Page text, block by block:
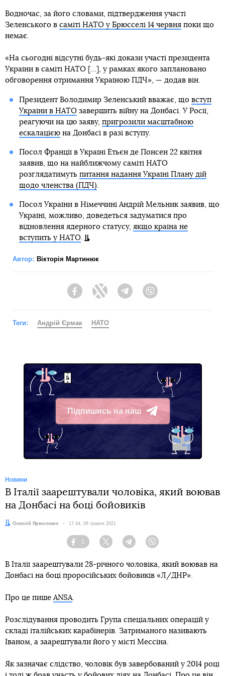
Водночас, за його словами, підтвердження участі
Зеленського в саміті НАТО у Брюсселі 14 червня поки що
немає.
«На сьогодні відсутні будь-які докази участі президента
України в саміті НАТО […], у рамках якого заплановано
обговорення отримання Україною ПДЧ», — додав він.
Президент Володимир Зеленський вважає, що вступ
України в НАТОзавершить війну на Донбасі. У Росії,
реагуючи на цю заяву, пригрозили масштабною
ескалацієюна Донбасі в разі вступу.
Посол Франції в Україні Етьєн де Понсен 22 квітня
заявив, що на найближчому саміті НАТО
розглядатимуть питання надання Україні Плану дій
щодо членства (ПДЧ).
Посол України в Німеччині Андрій Мельник заявив, що
Україні, можливо, доведеться задуматися про
відновлення ядерного статусу, якщо країна не
вступить у НАТО.
Автор: Вікторія Мартинюк
FacebookTwitter Telegram
Теги: Андрій Єрмак НАТО
Підпишись на наш
Telegram
Новини
В Італії заарештували чоловіка, який воював
на Донбасі на боці бойовиків
Автор:
Олексій Ярмоленко Дата:
17:44, 06 травня 2021
Facebook
1
Twitter TelegramViber
В Італії заарештували 28-річного чоловіка, який воював на
Донбасі на боці проросійських бойовиків «Л/ДНР».
Про це пишеANSA.
Розслідування проводить Група спеціальних операцій у
складі італійських карабінерів. Затриманого називають
Іваном, а заарештували його у місті Мессіна.
Як зазначає слідство, чоловік був завербований у 2014 році